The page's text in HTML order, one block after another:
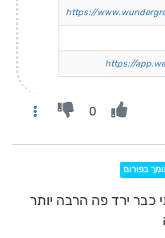
https://
https://
0
בפורום
כבר ירד פה הרבה יותר